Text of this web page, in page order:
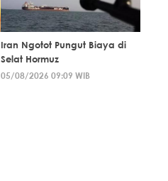
Iran Ngotot Pungut Biaya di
Selat Hormuz
05/08/2026 09:09 WIB